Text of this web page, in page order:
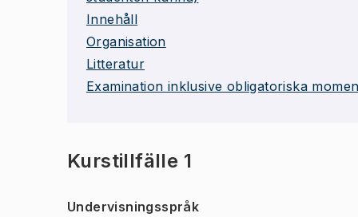
Innehåll
Organisation
Litteratur
Examination inklusive obligatoriska
Kurstillfälle 1
Undervisningsspråk